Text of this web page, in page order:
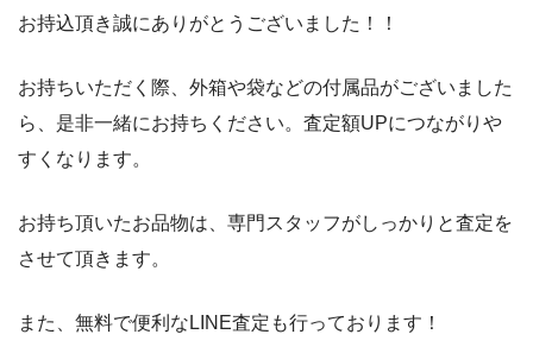
お持込頂き誠にありがとうございました！！
お持ちいただく際、外箱や袋などの付属品がございました
ら、是非一緒にお持ちください。査定額UPにつながりや
すくなります。
お持ち頂いたお品物は、専門スタッフがしっかりと査定を
させて頂きます。
また、無料で便利なLINE査定も行っております！